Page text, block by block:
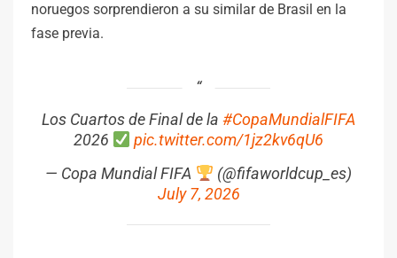
noruegos sorprendieron a su similar de Brasil en la
fase previa.
Los Cuartos de Final de la #CopaMundialFIFA
2026
pic.twitter.com/1jz2kv6qU6
— Copa Mundial FIFA
(@fifaworldcup_es)
July 7, 2026